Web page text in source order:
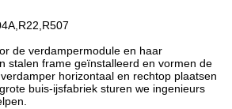
de verdampermodule en haar
stalen frame geïnstalleerd en vormen de
horizontaal en rechtop plaatsen
buis-ijsfabriek sturen we ingenieurs